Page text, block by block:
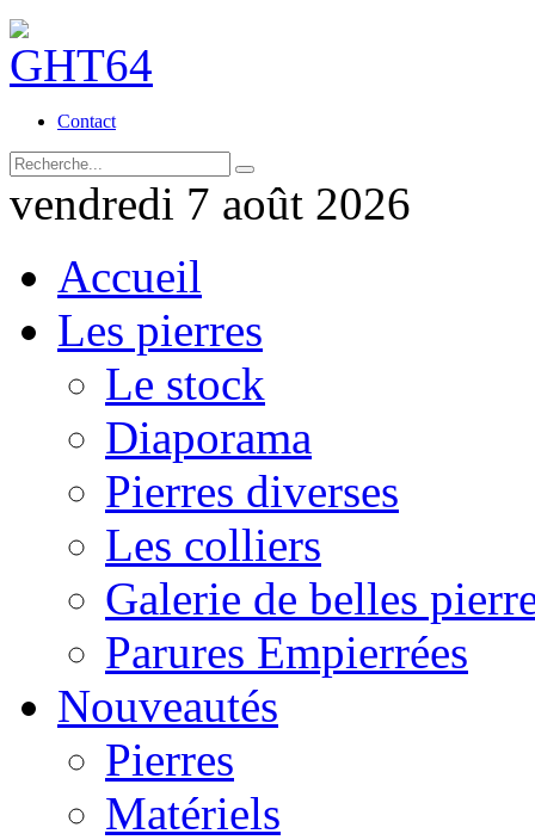
Contact
vendredi 7 août 2026
Accueil
Les pierres
Le stock
Diaporama
Pierres diverses
Les colliers
Galerie de belles
Parures Empierrées
Nouveautés
Pierres
Matériels